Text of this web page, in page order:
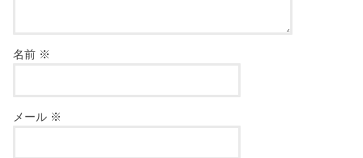
名前 ※
メール ※